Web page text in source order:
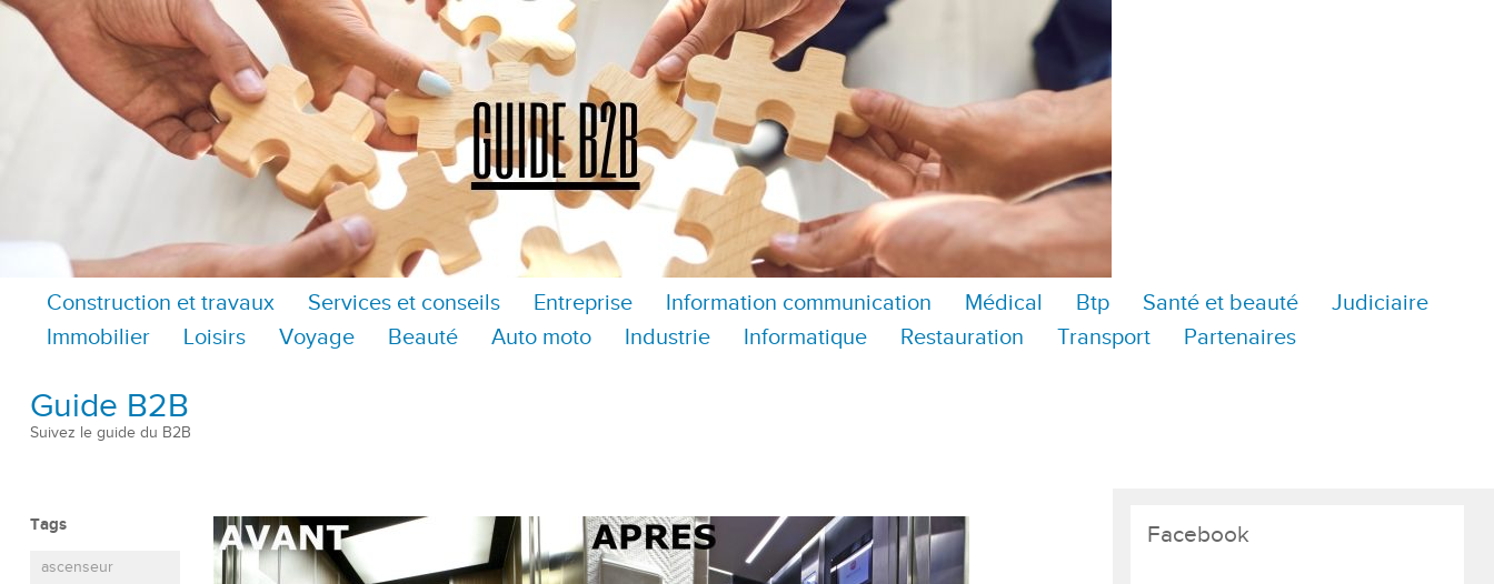
Construction et travaux Services et conseils Entreprise Information communication Médical Btp Santé et beauté
Judiciaire
Immobilier
Loisirs Voyage Beauté Auto moto Industrie Informatique Restauration Transport Partenaires
Guide B2B
Suivez le guide du B2B
Tags
ascenseur
Facebook